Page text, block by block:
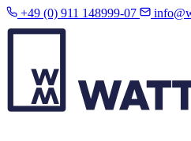
+49 (0) 911 148999-07